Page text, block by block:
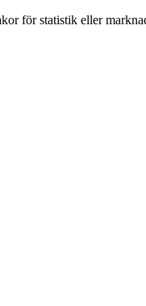
för statistik eller